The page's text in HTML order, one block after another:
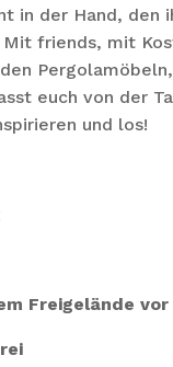
in der Hand, den
friends, mit
euch von der
und los!
Freigelände